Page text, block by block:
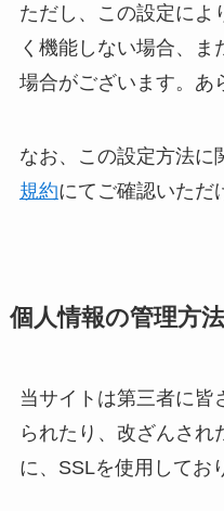
ただし、この設定によ
く機能しない場合、
場合がございます。あ
なお、この設定方法に
規約にてご確認いただ
個人情報の管理方法
当サイトは第三者に皆
られたり、改ざんされ
に、SSLを使用してお